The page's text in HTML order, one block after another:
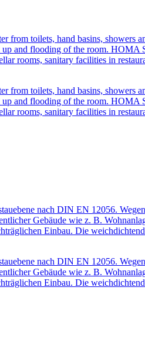
from toilets, hand basins, showers
and flooding of the room. HOMA
rooms, sanitary facilities in
from toilets, hand basins, showers
and flooding of the room. HOMA
rooms, sanitary facilities in
nach DIN EN 12056.
Gebäude wie z. B.
Einbau. Die
nach DIN EN 12056.
Gebäude wie z. B.
Einbau. Die